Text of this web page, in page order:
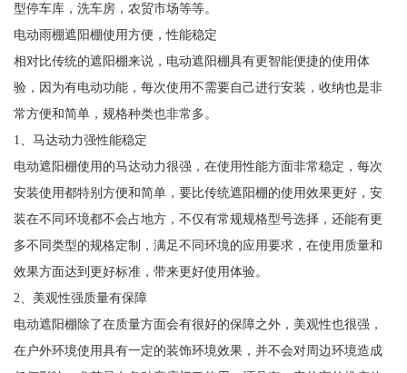
型停车库，洗车房，农贸市场等等。
电动雨棚遮阳棚使用方便，性能稳定
相对比传统的遮阳棚来说，电动遮阳棚具有更智能便捷的使用体
验，因为有电动功能，每次使用不需要自己进行安装，收纳也是非
常方便和简单，规格种类也非常多。
1、马达动力强性能稳定
电动遮阳棚使用的马达动力很强，在使用性能方面非常稳定，每次
安装使用都特别方便和简单，要比传统遮阳棚的使用效果更好，安
装在不同环境都不会占地方，不仅有常规规格型号选择，还能有更
多不同类型的规格定制，满足不同环境的应用要求，在使用质量和
效果方面达到更好标准，带来更好使用体验。
2、美观性强质量有保障
电动遮阳棚除了在质量方面会有很好的保障之外，美观性也很强，
在户外环境使用具有一定的装饰环境效果，并不会对周边环境造成